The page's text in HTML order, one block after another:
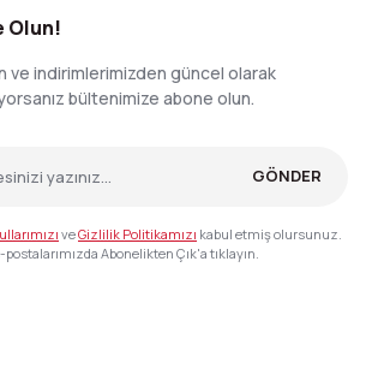
Olun!
ve indirimlerimizden güncel olarak
bültenimize abone olun.
GÖNDER
veGizlilik Politikamızı kabul etmiş olursunuz.
postalarımızda Abonelikten Çık'a tıklayın.